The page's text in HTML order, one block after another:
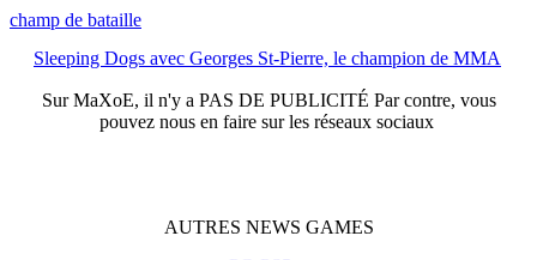
champ de bataille
Sleeping Dogs avec Georges St-Pierre, le champion de MMA
SurMaXoE, il n'y a PAS DE PUBLICITÉ Par contre, vous
pouvez nous en faire sur les réseaux sociaux
AUTRES NEWS GAMES